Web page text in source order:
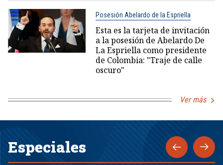
Posesión Abelardo de la Espriella
Esta es la tarjeta de invitación
a la posesión de Abelardo De
La Espriella como presidente
de Colombia: "Traje de calle
oscuro"
Ver más
Especiales